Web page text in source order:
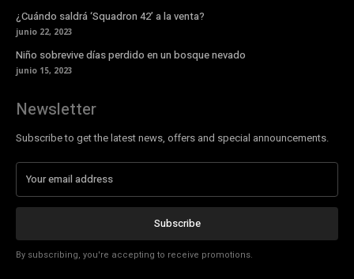
¿Cuándo saldrá ‘Squadron 42’ a la venta?
junio 22, 2023
Niño sobrevive días perdido en un bosque nevado
junio 15, 2023
Newsletter
Subscribe to get the latest news, offers and special announcements.
Subscribe
By subscribing, you're accepting to receive promotions.